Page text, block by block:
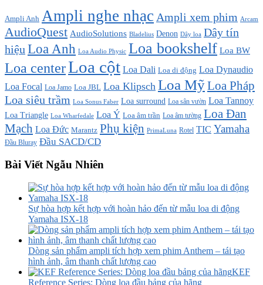
Ampli Anh Ampli nghe nhạc Ampli xem phim Arcam
AudioQuest AudioSolutions Bladelius Denon Dây loa Dây tín
hiệu Loa Anh Loa Audio Physic Loa bookshelf Loa BW
Loa centerLoa cột Loa Dali Loa di động Loa Dynaudio
Loa Focal Loa Jamo Loa JBL Loa Klipsch Loa MỹLoa Pháp
Loa siêu trầm Loa Sonus Faber Loa surround Loa sân vườn Loa Tannoy
Loa Triangle Loa Wharfedale Loa Ý Loa âm trần Loa âm tường Loa Đan
Mạch Loa Đức Marantz Phụ kiện PrimaLuna Rotel TIC Yamaha
Đầu Bluray Đầu SACD/CD
Bài Viết Ngẫu Nhiên
Sự hòa hợp kết hợp với hoàn hảo đến từ mẫu loa di động
Yamaha ISX-18
Dòng sản phẩm ampli tích hợp xem phim Anthem – tái tạo
hình ảnh, âm thanh chất lượng cao
KEF
Reference Series: Dòng loa đầu bảng của hãng